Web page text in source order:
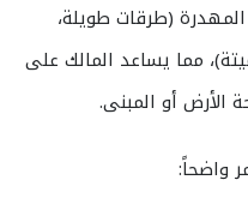
(طرقات طويلة،
مما يساعد المالك على
الأرض أو المبنى.
واضحاً: